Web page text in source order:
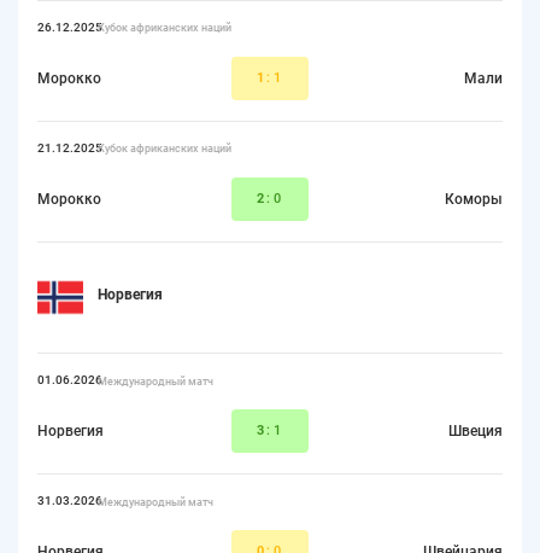
26.12.2025Кубок африканских наций
Морокко 1:1 Мали
21.12.2025Кубок африканских наций
Морокко 2:0 Коморы
Норвегия
01.06.2026Международный матч
Норвегия 3:1 Швеция
31.03.2026Международный матч